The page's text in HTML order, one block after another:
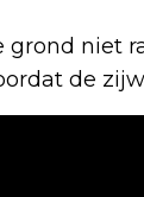
grond niet
de